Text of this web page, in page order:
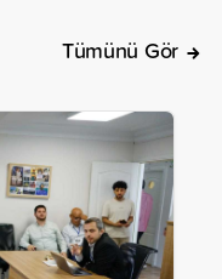
Tümünü Gör